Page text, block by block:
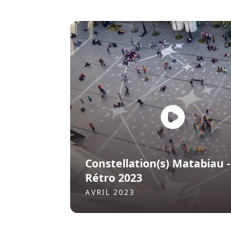
Constellation(s) Matabiau -
Rétro 2023
AVRIL 2023